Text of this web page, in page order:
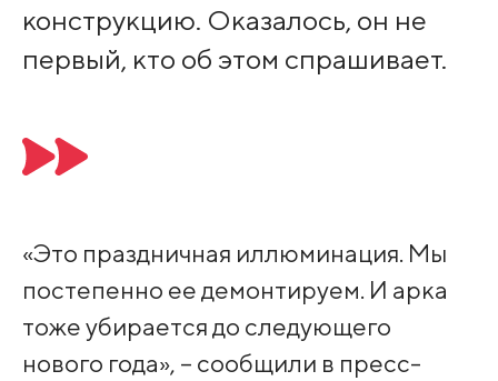
конструкцию. Оказалось, он не
первый, кто об этом спрашивает.
«Это праздничная иллюминация. Мы
постепенно ее демонтируем. И арка
тоже убирается до следующего
нового года», – сообщили в пресс-